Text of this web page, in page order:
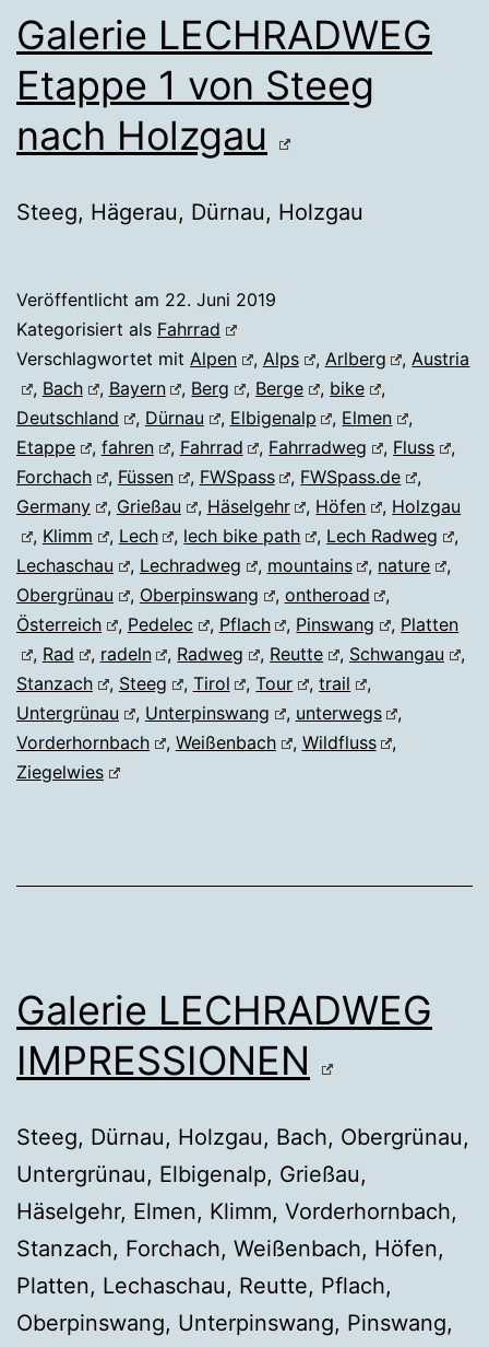
Galerie LECHRADWEG
Etappe 1 von Steeg
nach Holzgau
Steeg, Hägerau, Dürnau, Holzgau
Veröffentlicht am 22. Juni 2019
Kategorisiert als Fahrrad
Verschlagwortet mit Alpen , Alps , Arlberg ,Austria
, Bach , Bayern , Berg , Berge , bike
,
Deutschland
, Dürnau , Elbigenalp , Elmen
,
Etappe
, fahren , Fahrrad , Fahrradweg , Fluss
,
Forchach
, Füssen , FWSpass , FWSpass.de
,
Germany
, Grießau , Häselgehr , Höfen , Holzgau
, Klimm , Lech , lech bike path , Lech Radweg
,
Lechaschau
, Lechradweg , mountains , nature
,
Obergrünau
, Oberpinswang , ontheroad
,
Österreich
, Pedelec , Pflach , Pinswang , Platten
, Rad , radeln , Radweg , Reutte , Schwangau
,
Stanzach
, Steeg , Tirol ,Tour ,trail
,
Untergrünau
, Unterpinswang , unterwegs
,
Vorderhornbach
, Weißenbach , Wildfluss
,
Ziegelwies
Galerie LECHRADWEG
IMPRESSIONEN
Steeg, Dürnau, Holzgau, Bach, Obergrünau,
Untergrünau, Elbigenalp, Grießau,
Häselgehr, Elmen, Klimm, Vorderhornbach,
Stanzach, Forchach, Weißenbach, Höfen,
Platten, Lechaschau, Reutte, Pflach,
Oberpinswang, Unterpinswang, Pinswang,